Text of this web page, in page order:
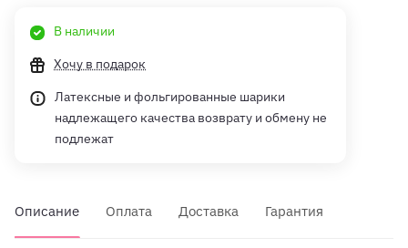
В наличии
Хочу в подарок
Латексные и фольгированные шарики
надлежащего качества возврату и обмену не
подлежат
Описание Оплата Доставка Гарантия